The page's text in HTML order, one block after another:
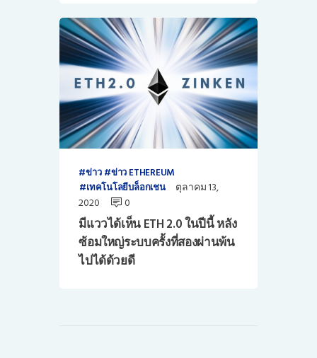
ข่าว
ข่าว ETHEREUM
เทคโนโลยีบล็อกเชน
ตุลาคม 13,
2020
0
มีแววได้เห็น ETH 2.0 ในปีนี้ หลัง
ซ้อมใหญ่ระบบครั้งที่สองผ่านพ้น
ไปได้ด้วยดี